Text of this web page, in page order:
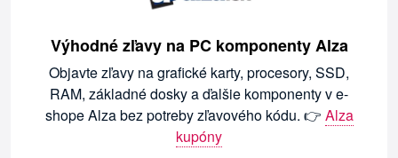
Výhodné zľavy na PC komponenty Alza
Objavte zľavy na grafické karty, procesory, SSD,
RAM, základné dosky a ďalšie komponenty v e-
shope Alza bez potreby zľavového kódu. 👉 Alza
kupóny